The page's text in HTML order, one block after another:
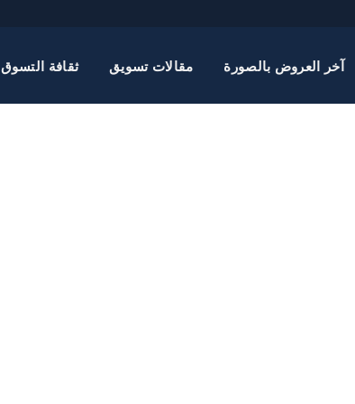
آخر العروض بالصورة مقالات تسويق ثقافة التسوق